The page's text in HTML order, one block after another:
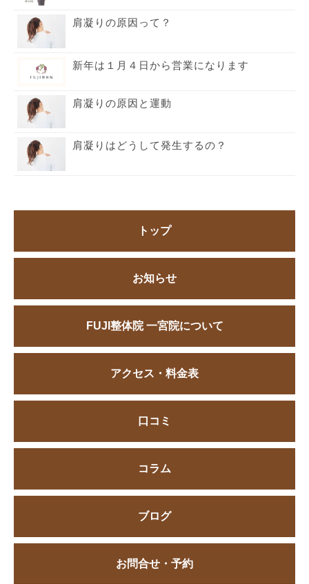
肩凝りの原因って？
新年は１月４日から営業になります
肩凝りの原因と運動
肩凝りはどうして発生するの？
トップ
お知らせ
FUJI整体院 一宮院について
アクセス・料金表
口コミ
コラム
ブログ
お問合せ・予約